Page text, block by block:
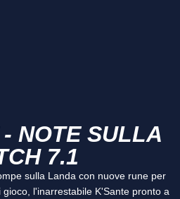
NOTE SULLA
7.1
sulla Landa con nuove rune per
l'inarrestabile K'Sante pronto a